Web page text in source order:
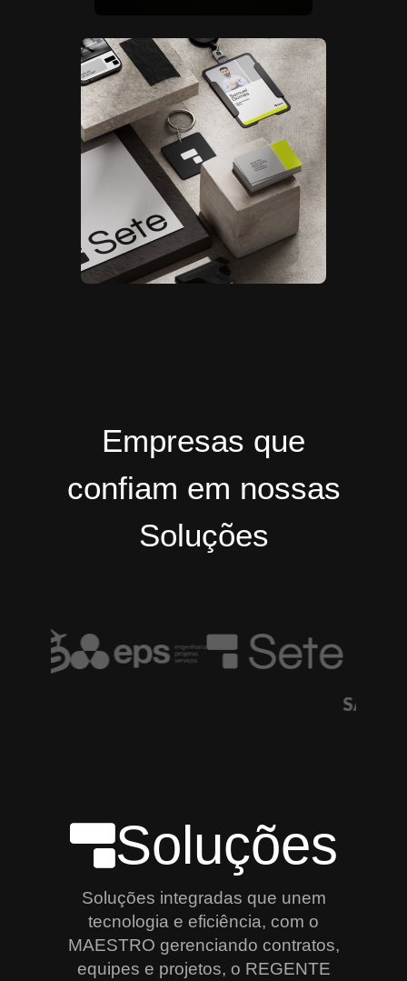
Empresas que
confiam em nossas
Soluções
Soluções
Soluções integradas que unem
tecnologia e eficiência, com o
MAESTRO gerenciando contratos,
equipes e projetos, o REGENTE